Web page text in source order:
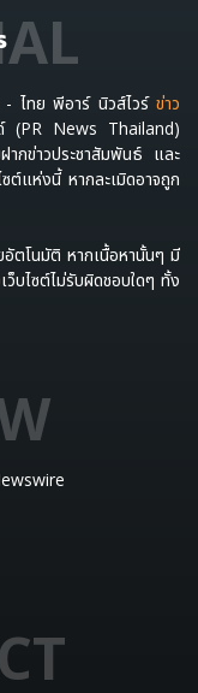
- ไทย พีอาร์ นิวส์ไวร์ ข่าว
(PR News Thailand)
ากข่าวประชาสัมพันธ์ และ
ต์แห่งนี้ หากละเมิดอาจถูก
ตโนมัติ หากเนื้อหานั้นๆ มี
ว็บไซต์ไม่รับผิดชอบใดๆ ทั้ง